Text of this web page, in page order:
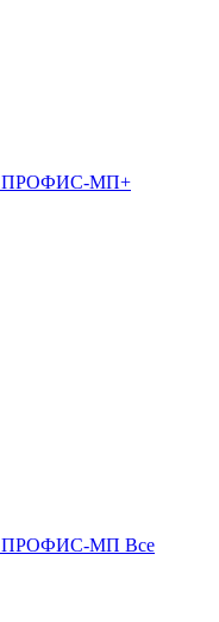
ПРОФИС-МП+
ПРОФИС-МП Все